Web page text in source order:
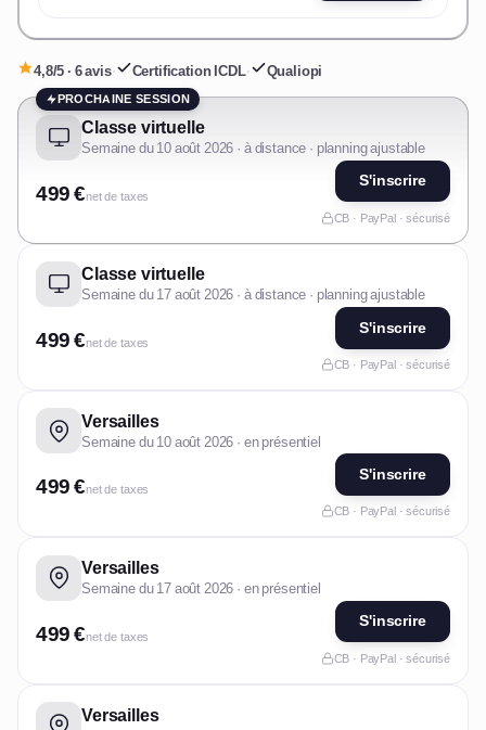
4,8/5 · 6 avis· Certification ICDL· Qualiopi
PROCHAINE SESSION
Classe virtuelle
Semaine du 10 août 2026 · à distance · planning ajustable
499 €net de taxes
S'inscrire
CB · PayPal · sécurisé
Classe virtuelle
Semaine du 17 août 2026 · à distance · planning ajustable
499 €net de taxes
S'inscrire
CB · PayPal · sécurisé
Versailles
Semaine du 10 août 2026 · en présentiel
499 €net de taxes
S'inscrire
CB · PayPal · sécurisé
Versailles
Semaine du 17 août 2026 · en présentiel
499 €net de taxes
S'inscrire
CB · PayPal · sécurisé
Versailles